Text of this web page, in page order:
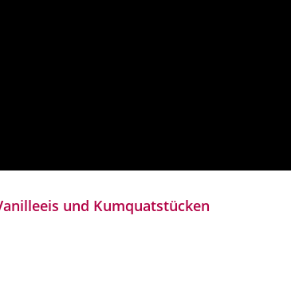
und Kumquatstücken